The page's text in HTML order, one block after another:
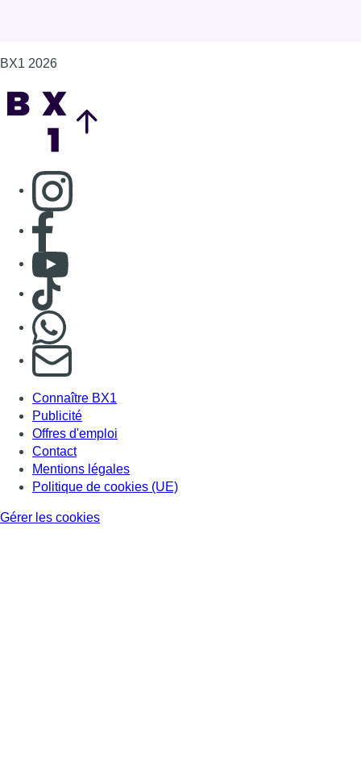
BX1 2026
Consulter page Instagram
Consulter page Facebook
Consulter Youtube
Consulter TikTok
S'abonner à notre newsletter
Connaître BX1
Publicité
Offres d'emploi
Contact
Mentions légales
Politique de cookies (UE)
Gérer les cookies